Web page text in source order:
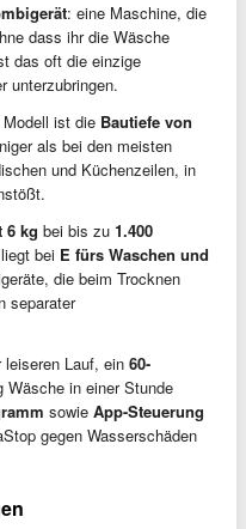
: eine Maschine, die
dass ihr die Wäsche
das oft die einzige
unterzubringen.
ist die Bautiefe von
als bei den meisten
und Küchenzeilen, in
6 kg bei bis zu 1.400
bei E fürs Waschen und
die beim Trocknen
separater
leiseren Lauf, ein 60-
Wäsche in einer Stunde
sowie App-Steuerung
gegen Wasserschäden